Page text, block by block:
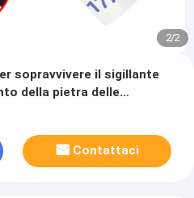
2/2
sopravvivere il sigillante
della pietra delle
177
Contattaci